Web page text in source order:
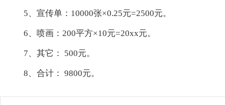
5、宣传单：10000张×0.25元=2500元。
6、喷画：200平方×10元=20xx元。
7、其它： 500元。
8、合计： 9800元。